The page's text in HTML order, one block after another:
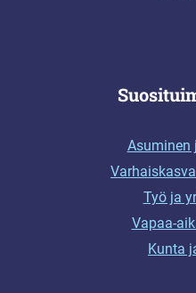
Asuminen
Työ ja
Vapaa-
Kunta